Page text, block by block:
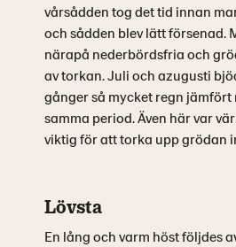
vårsådden tog det tid innan
och sådden blev lätt försenad.
närapå nederbördsfria och
av torkan. Juli och azugusti
gånger så mycket regn jämfört
samma period. Även här var
viktig för att torka upp grödan
Lövsta
En lång och varm höst följdes